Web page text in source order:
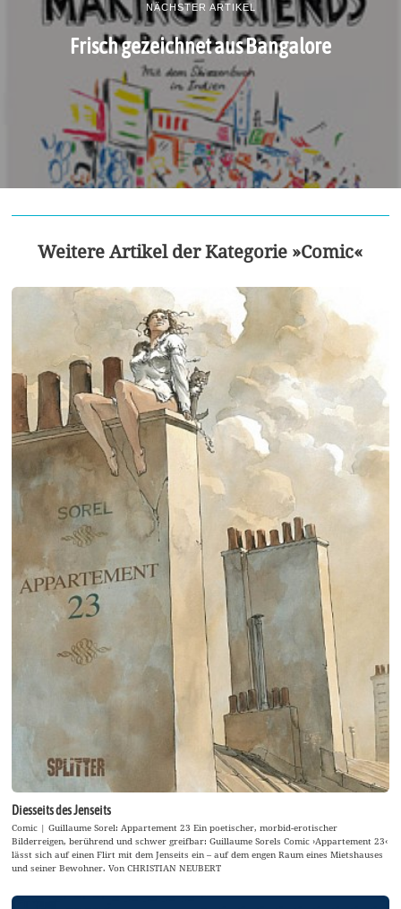
NÄCHSTER ARTIKEL
Frisch gezeichnet aus Bangalore
Weitere Artikel der Kategorie »Comic«
Diesseits des Jenseits
Comic | Guillaume Sorel: Appartement 23 Ein poetischer, morbid-erotischer
Bilderreigen, berührend und schwer greifbar: Guillaume Sorels Comic ›Appartement 23‹
lässt sich auf einen Flirt mit dem Jenseits ein – auf dem engen Raum eines Mietshauses
und seiner Bewohner. Von CHRISTIAN NEUBERT